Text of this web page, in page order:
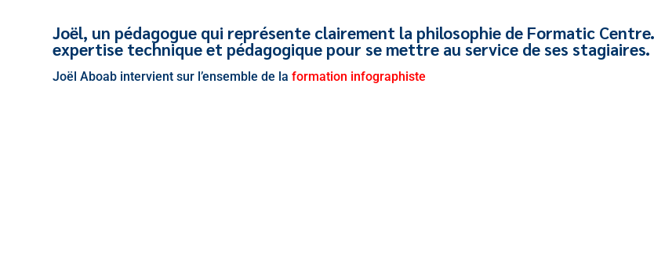
Joël, un pédagogue qui représente clairement la philosophie de Formatic
expertise technique et pédagogique pour se mettre au service de ses stagiaires.
Joël Aboab intervient sur l’ensemble de laformation infographiste